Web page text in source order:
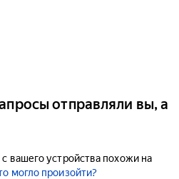
отправляли вы, а
вашего устройства похожи на
могло произойти?